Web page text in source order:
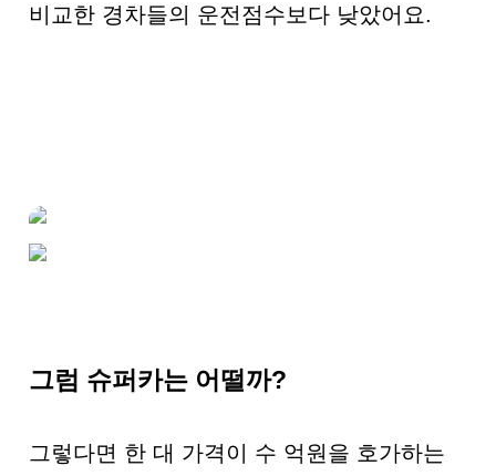
비교한 경차들의 운전점수보다 낮았어요.
그럼 슈퍼카는 어떨까?
그렇다면 한 대 가격이 수 억원을 호가하는